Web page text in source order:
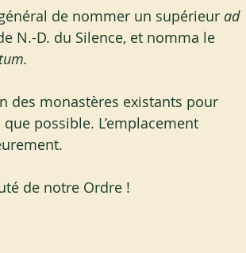
de nommer un supérieur ad
N.-D. du Silence, et nomma le
des monastères existants pour
possible. L’emplacement
de notre Ordre !